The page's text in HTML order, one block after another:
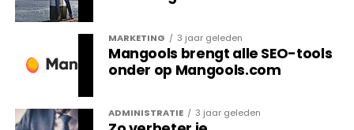
kunnen worden voorzien van geur.”
“Ook zijn geurverspreiders tegenwoordig via een
app bestuurbaar en beschikken ze over slimme
bedrijf bepaalt zelf de intensiteit en of het
MARKETING 3 jaar geleden
Mangools brengt alle SEO-tools
onder op Mangools.com
ADMINISTRATIE 3 jaar geleden